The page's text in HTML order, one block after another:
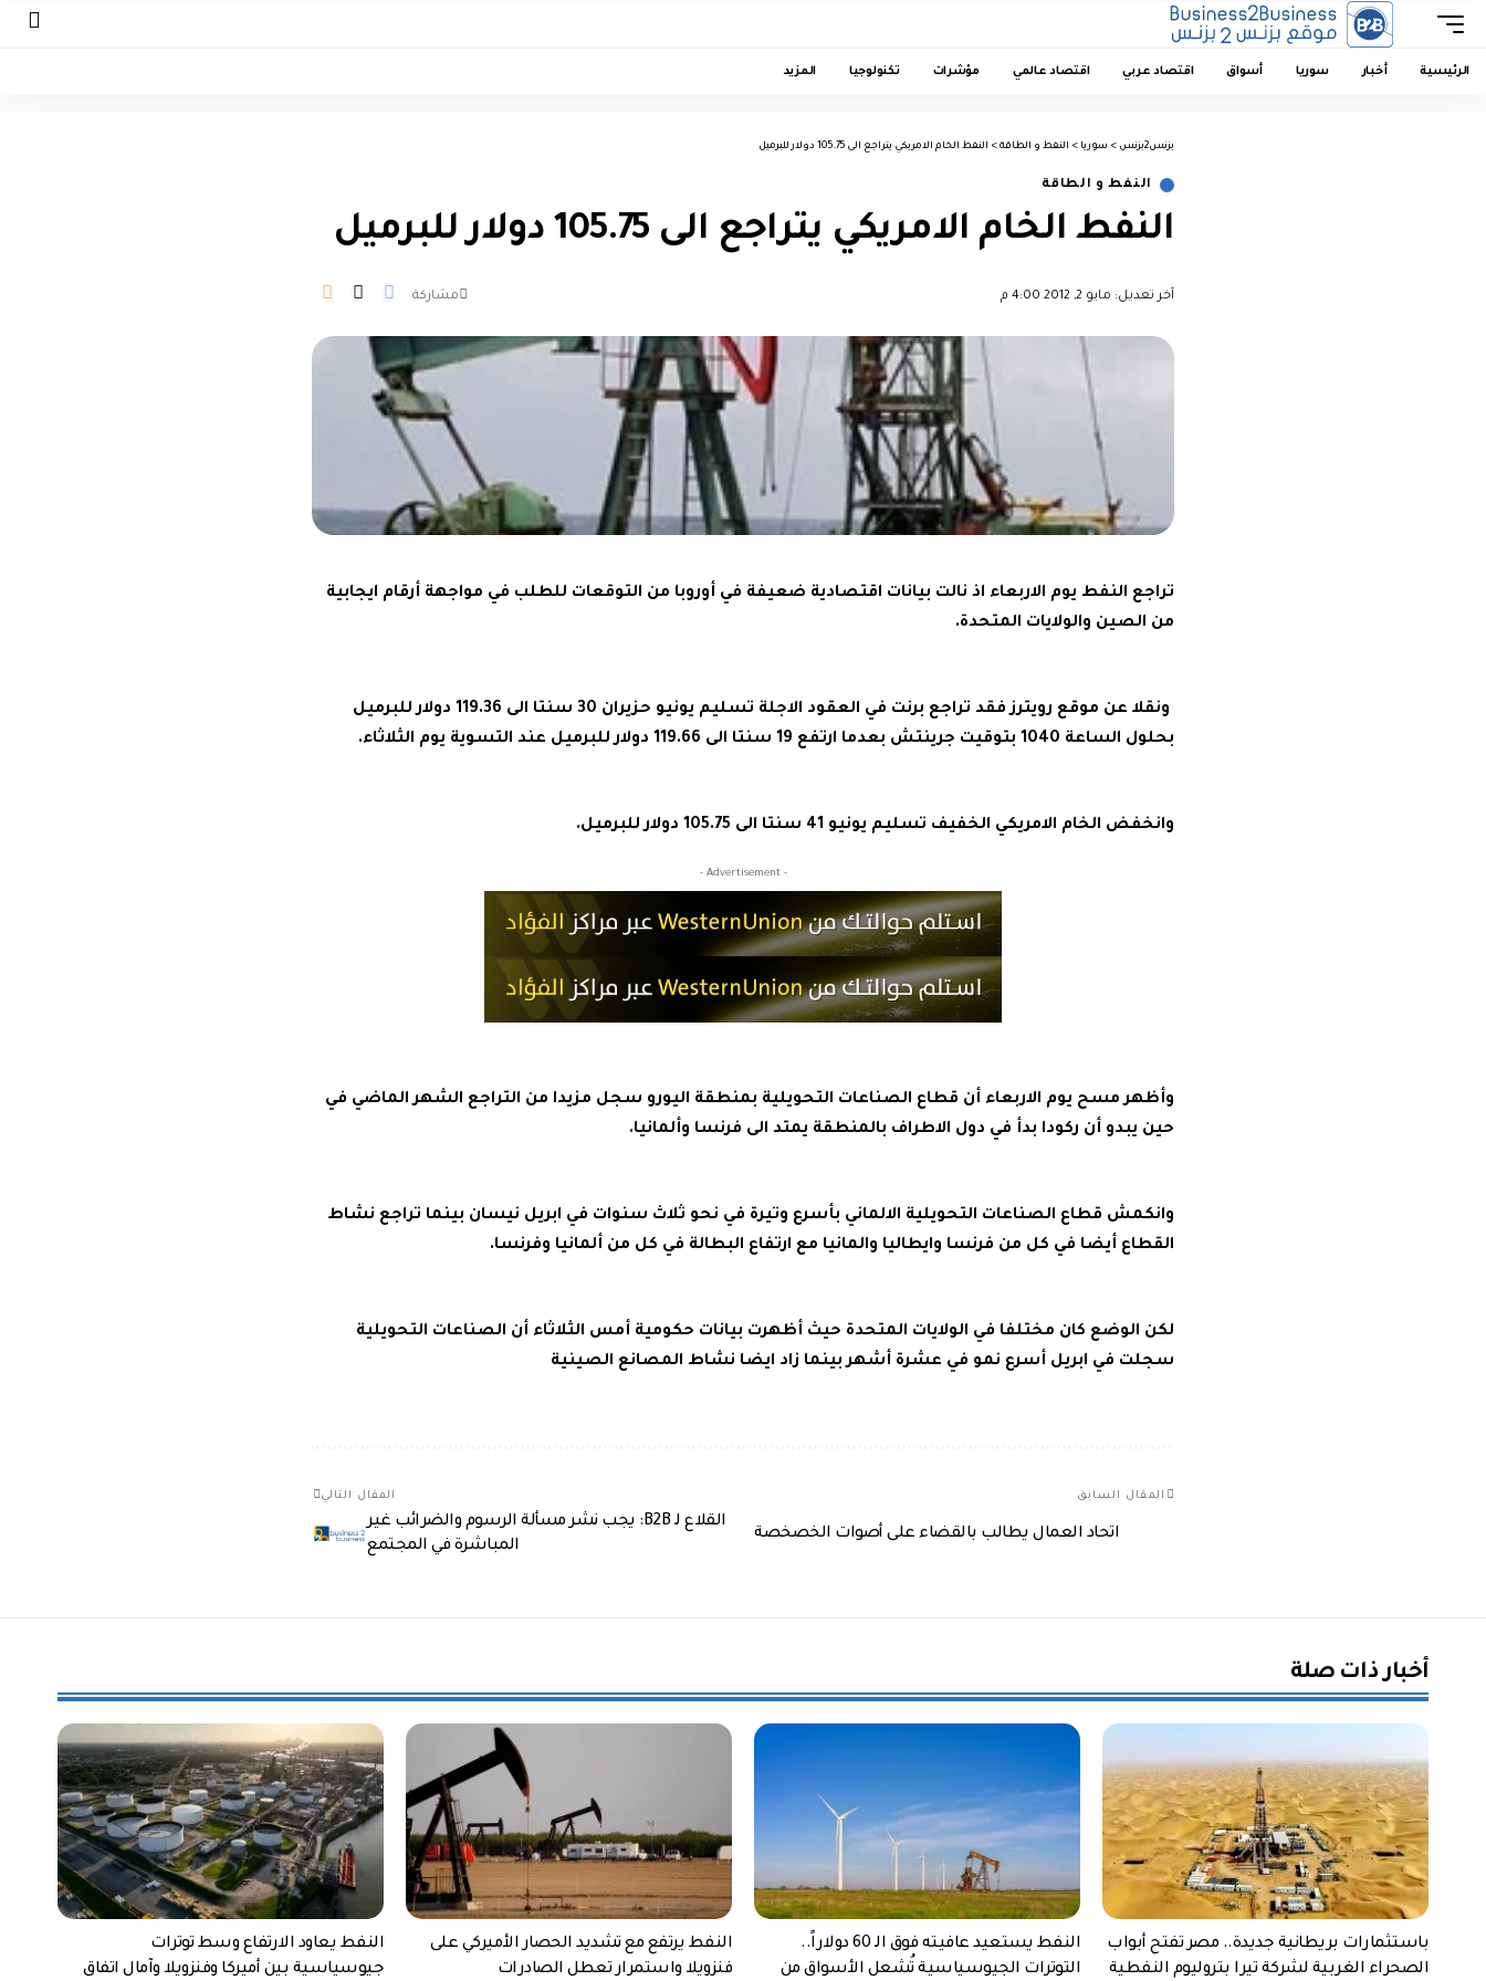
الرئيسية أخبار سوريا أسواق اقتصاد عربي اقتصاد عالمي مؤشرات تكنولوجيا المزيد
بزنس2بزنس > سوريا > النفط و الطاقة > النفط الخام الامريكي يتراجع الى 105.75 دولار للبرميل
النفط و الطاقة
النفط الخام الامريكي يتراجع الى 105.75 دولار للبرميل
آخر تعديل: مايو 2, 2012 4:00 م مشاركة
تراجع النفط يوم الاربعاء اذ نالت بيانات اقتصادية ضعيفة في أوروبا من التوقعات للطلب في مواجهة أرقام ايجابية
من الصين والولايات المتحدة.
ونقلا عن موقع رويترز فقد تراجع برنت في العقود الاجلة تسليم يونيو حزيران 30 سنتا الى 119.36 دولار للبرميل
بحلول الساعة 1040 بتوقيت جرينتش بعدما ارتفع 19 سنتا الى 119.66 دولار للبرميل عند التسوية يوم الثلاثاء.
وانخفض الخام الامريكي الخفيف تسليم يونيو 41 سنتا الى 105.75 دولار للبرميل.
- Advertisement -
وأظهر مسح يوم الاربعاء أن قطاع الصناعات التحويلية بمنطقة اليورو سجل مزيدا من التراجع الشهر الماضي في
حين يبدو أن ركودا بدأ في دول الاطراف بالمنطقة يمتد الى فرنسا وألمانيا.
وانكمش قطاع الصناعات التحويلية الالماني بأسرع وتيرة في نحو ثلاث سنوات في ابريل نيسان بينما تراجع نشاط
القطاع أيضا في كل من فرنسا وايطاليا والمانيا مع ارتفاع البطالة في كل من ألمانيا وفرنسا.
لكن الوضع كان مختلفا في الولايات المتحدة حيث أظهرت بيانات حكومية أمس الثلاثاء أن الصناعات التحويلية
سجلت في ابريل أسرع نمو في عشرة أشهر بينما زاد ايضا نشاط المصانع الصينية
المقال السابق
اتحاد العمال يطالب بالقضاء على أصوات الخصخصة
المقال التالي
القلاع لـ B2B: يجب نشر مسألة الرسوم والضرائب غير
المباشرة في المجتمع
أخبار ذات صلة
باستثمارات بريطانية جديدة.. مصر تفتح أبواب
الصحراء الغربية لشركة تيرا بتروليوم النفطية
النفط يستعيد عافيته فوق الـ 60 دولاراً..
التوترات الجيوسياسية تُشعل الأسواق من
النفط يرتفع مع تشديد الحصار الأميركي على
فنزويلا واستمرار تعطل الصادرات
النفط يعاود الارتفاع وسط توترات
جيوسياسية بين أميركا وفنزويلا وآمال اتفاق